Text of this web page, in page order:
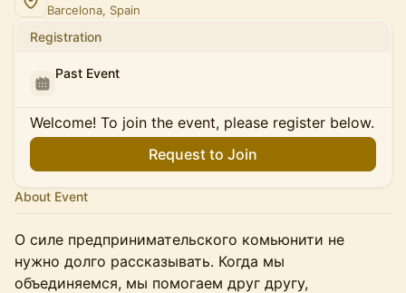
Barcelona, Spain
Registration
Past Event
Welcome! To join the event, please register below.
Request to Join
About Event
О силе предпринимательского комьюнити не
нужно долго рассказывать. Когда мы
объединяемся, мы помогаем друг другу,